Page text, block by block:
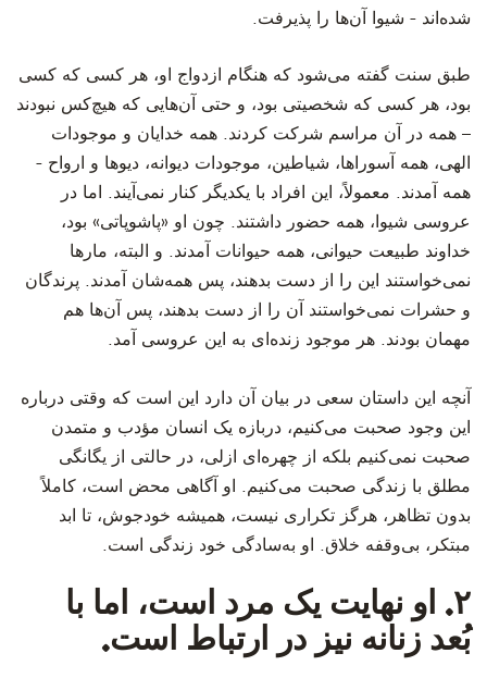
شده‌اند - شیوا آن‌ها را پذیرفت.
طبق سنت گفته می‌شود که هنگام ازدواج او، هر کسی که کسی
بود، هر کسی که شخصیتی بود، و حتی آن‌هایی که هیچ‌کس نبودند
– همه در آن مراسم شرکت کردند. همه خدایان و موجودات
الهی، همه آسوراها، شیاطین، موجودات دیوانه، دیوها و ارواح -
همه آمدند. معمولاً، این افراد با یکدیگر کنار نمی‌آیند. اما در
عروسی شیوا، همه حضور داشتند. چون او «پاشوپاتی» بود،
خداوند طبیعت حیوانی، همه حیوانات آمدند. و البته، مارها
نمی‌خواستند این را از دست بدهند، پس همه‌شان آمدند. پرندگان
و حشرات نمی‌خواستند آن را از دست بدهند، پس آن‌ها هم
مهمان بودند. هر موجود زنده‌ای به این عروسی آمد.
آنچه این داستان سعی در بیان آن دارد این است که وقتی درباره
این وجود صحبت می‌کنیم، دربازه یک انسان مؤدب و متمدن
صحبت نمی‌کنیم بلکه از چهره‌ای ازلی، در حالتی از یگانگی
مطلق با زندگی صحبت می‌کنیم. او آگاهی محض است، کاملاً
بدون تظاهر، هرگز تکراری نیست، همیشه خودجوش، تا ابد
مبتکر، بی‌وقفه خلاق. او به‌سادگی خود زندگی است.
۲. او نهایت یک مرد است، اما با
بُعد زنانه نیز در ارتباط است.